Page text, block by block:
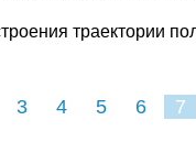
траектории
3 4 5 6 7